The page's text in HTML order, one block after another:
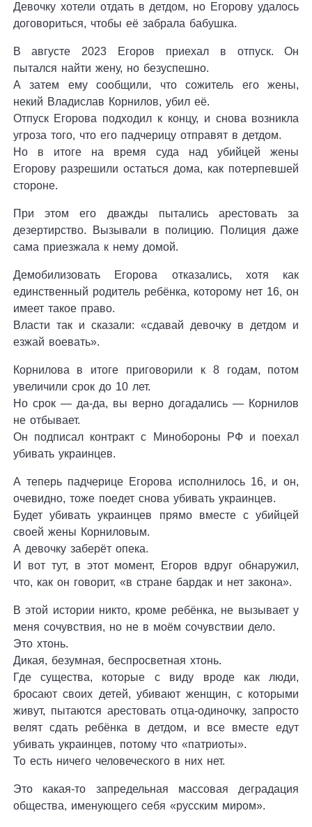
Девочку хотели отдать в детдом, но Егорову удалось
договориться, чтобы её забрала бабушка.
В августе 2023 Егоров приехал в отпуск. Он
пытался найти жену, но безуспешно.
А затем ему сообщили, что сожитель его жены,
некий Владислав Корнилов, убил её.
Отпуск Егорова подходил к концу, и снова возникла
угроза того, что его падчерицу отправят в детдом.
Но в итоге на время суда над убийцей жены
Егорову разрешили остаться дома, как потерпевшей
стороне.
При этом его дважды пытались арестовать за
дезертирство. Вызывали в полицию. Полиция даже
сама приезжала к нему домой.
Демобилизовать Егорова отказались, хотя как
единственный родитель ребёнка, которому нет 16, он
имеет такое право.
Власти так и сказали: «сдавай девочку в детдом и
езжай воевать».
Корнилова в итоге приговорили к 8 годам, потом
увеличили срок до 10 лет.
Но срок — да-да, вы верно догадались — Корнилов
не отбывает.
Он подписал контракт с Минобороны РФ и поехал
убивать украинцев.
А теперь падчерице Егорова исполнилось 16, и он,
очевидно, тоже поедет снова убивать украинцев.
Будет убивать украинцев прямо вместе с убийцей
своей жены Корниловым.
А девочку заберёт опека.
И вот тут, в этот момент, Егоров вдруг обнаружил,
что, как он говорит, «в стране бардак и нет закона».
В этой истории никто, кроме ребёнка, не вызывает у
меня сочувствия, но не в моём сочувствии дело.
Это хтонь.
Дикая, безумная, беспросветная хтонь.
Где существа, которые с виду вроде как люди,
бросают своих детей, убивают женщин, с которыми
живут, пытаются арестовать отца-одиночку, запросто
велят сдать ребёнка в детдом, и все вместе едут
убивать украинцев, потому что «патриоты».
То есть ничего человеческого в них нет.
Это какая-то запредельная массовая деградация
общества, именующего себя «русским миром».